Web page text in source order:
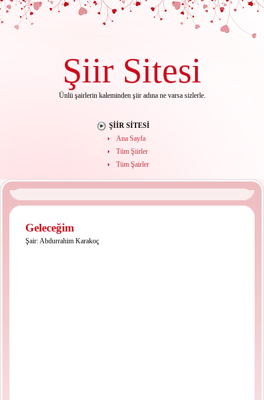
Şiir Sitesi
Ünlü şairlerin kaleminden şiir adına ne varsa sizlerle.
ŞIIR SITESI
Ana Sayfa
Tüm Şiirler
Tüm Şairler
Geleceğim
Şair:Abdurrahim Karakoç